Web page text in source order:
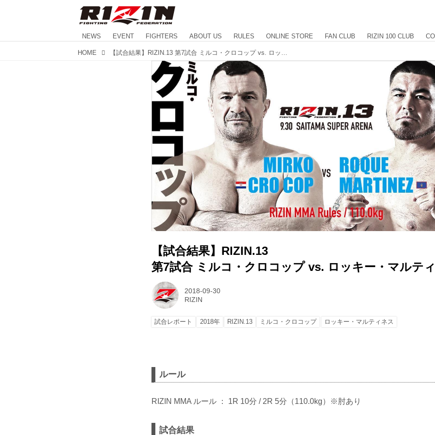
NEWS EVENT FIGHTERS ABOUT US RULES ONLINE STORE FAN CLUB RIZIN 100 CLUB
HOME
【試合結果】RIZIN.13
第7試合 ミルコ・クロコップ vs. ロッキー・マルテ
2018-09-30
RIZIN
試合レポート 2018年 RIZIN.13 ミルコ・クロコップ ロッキー・マルティネス
ルール
RIZIN MMA ルール ： 1R 10分 / 2R 5分（110.0kg）※肘あり
試合結果